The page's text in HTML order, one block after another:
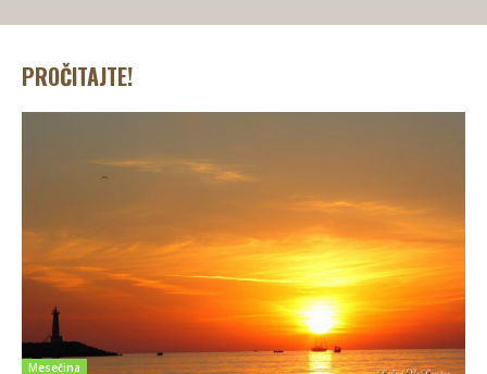
PROČITAJTE!
Mesečina